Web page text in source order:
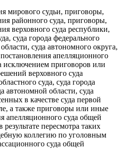
мирового судьи, приговоры,
районного суда, приговоры,
верховного суда республики,
суда города федерального
суда автономного округа,
апелляционного
исключением приговоров или
верховного суда
суда, суда города
автономной области, суда
в качестве суда первой
а также приговоры или иные
апелляционного суда общей
пересмотра таких
коллегию по уголовным
суда общей